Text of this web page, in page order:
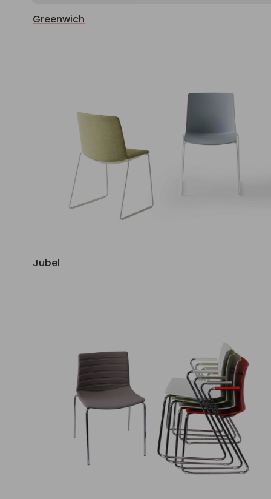
Greenwich
Jubel